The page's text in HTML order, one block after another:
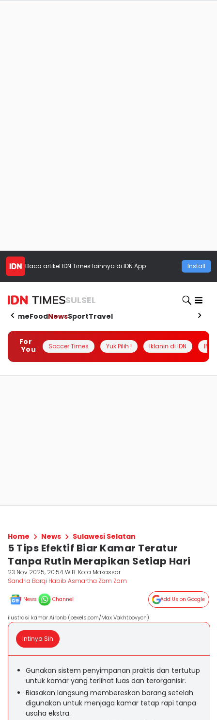
Baca artikel IDN Times lainnya di IDN App Install
SULSEL
HomeFoodNewsSportTravel
For
You
Soccer Times Yuk Pilih ! Iklanin di IDN
Home News Sulawesi Selatan
5 Tips Efektif Biar Kamar Teratur
Tanpa Rutin Merapikan Setiap Hari
23 Nov 2025, 20:54 WIB Kota Makassar
Sandria Barqi Habib Asmartha Zam Zam
News Channel Add Us on Google
ilustrasi kamar Airbnb (pexels.com/Max Vakhtbovycn)
Intinya Sih
Gunakan sistem penyimpanan praktis dan tertutup
untuk kamar yang terlihat luas dan terorganisir.
Biasakan langsung membereskan barang setelah
digunakan untuk menjaga kamar tetap rapi tanpa
usaha ekstra.